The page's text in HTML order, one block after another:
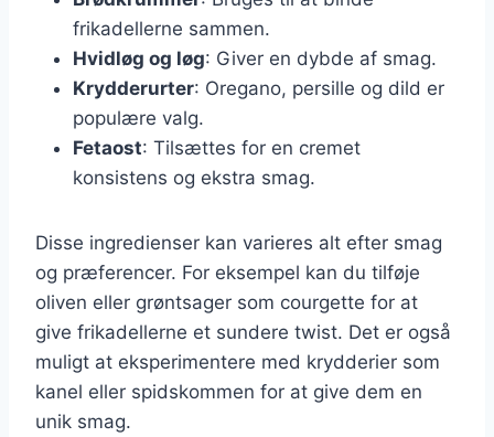
frikadellerne sammen.
Hvidløg og løg: Giver en dybde af smag.
Krydderurter: Oregano, persille og dild er
populære valg.
Fetaost: Tilsættes for en cremet
konsistens og ekstra smag.
Disse ingredienser kan varieres alt efter smag
og præferencer. For eksempel kan du tilføje
oliven eller grøntsager som courgette for at
give frikadellerne et sundere twist. Det er også
muligt at eksperimentere med krydderier som
kanel eller spidskommen for at give dem en
unik smag.